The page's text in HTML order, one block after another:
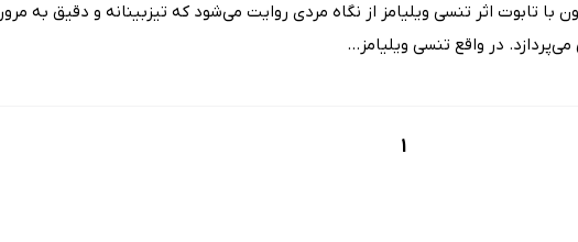
تابوت اثر تنسی ویلیامز از نگاه مردی روایت می‌شود که تیزبینانه و دقیق به مرور
در واقع تنسی ویلیامز...
1